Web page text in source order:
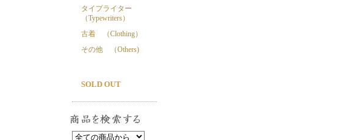
タイプライター
（Typewriters）
古着 （Clothing）
その他 （Others)
SOLD OUT